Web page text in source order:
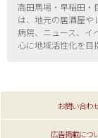
高田馬場・早稲田・
は、地元の居酒屋や
病院、ニュース、イ
心に地域活性化を目
お問い合わ
広告掲載につ